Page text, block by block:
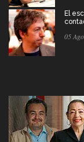
El
05